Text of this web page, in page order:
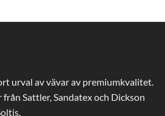
urval av vävar av premiumkvalitet.
Sattler, Sandatex och Dickson